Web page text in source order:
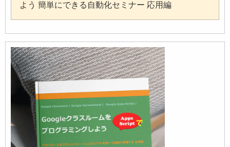
よう 簡単にできる自動化セミナー 応用編